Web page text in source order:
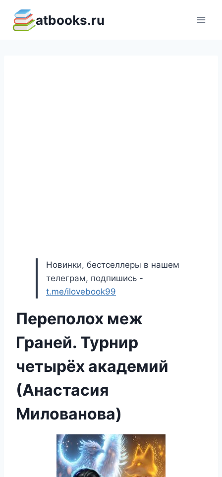
содержимому
atbooks.ru
Новинки, бестселлеры в нашем
телеграм, подпишись -
t.me/ilovebook99
Переполох меж
Граней. Турнир
четырёх академий
(Анастасия
Милованова)